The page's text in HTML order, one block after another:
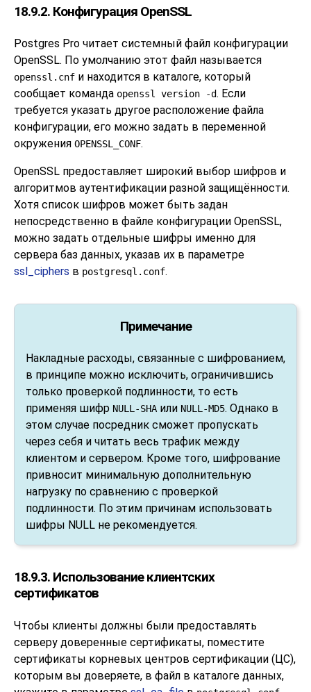
18.9.2. Конфигурация OpenSSL
Postgres Pro читает системный файл конфигурации
OpenSSL. По умолчанию этот файл называется
openssl.cnf и находится в каталоге, который
сообщает команда openssl version -d. Если
требуется указать другое расположение файла
конфигурации, его можно задать в переменной
окружения OPENSSL_CONF.
OpenSSL предоставляет широкий выбор шифров и
алгоритмов аутентификации разной защищённости.
Хотя список шифров может быть задан
непосредственно в файле конфигурации OpenSSL,
можно задать отдельные шифры именно для
сервера баз данных, указав их в параметре
ssl_ciphers в postgresql.conf.
Примечание
Накладные расходы, связанные с шифрованием,
в принципе можно исключить, ограничившись
только проверкой подлинности, то есть
применяя шифр NULL-SHA или NULL-MD5. Однако в
этом случае посредник сможет пропускать
через себя и читать весь трафик между
клиентом и сервером. Кроме того, шифрование
привносит минимальную дополнительную
нагрузку по сравнению с проверкой
подлинности. По этим причинам использовать
шифры NULL не рекомендуется.
18.9.3. Использование клиентских
сертификатов
Чтобы клиенты должны были предоставлять
серверу доверенные сертификаты, поместите
сертификаты корневых центров сертификации (ЦС),
которым вы доверяете, в файл в каталоге данных,